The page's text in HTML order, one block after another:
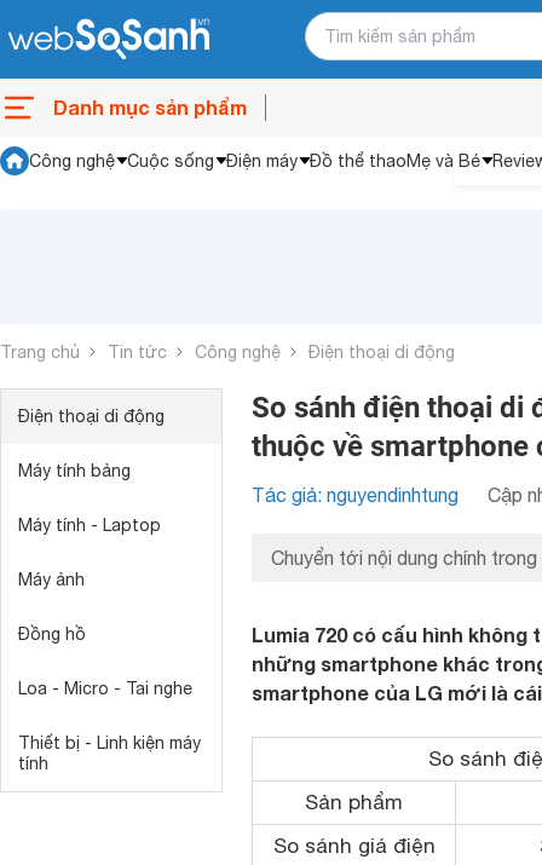
Danh mục sản phẩm
Công nghệ Cuộc sống Điện máy Đồ thể thaoMẹ và Bé
Trang chủ Tin tức Công nghệ Điện thoại di động
Điện thoại di động
Máy tính bảng
Máy tính - Laptop
Máy ảnh
Đồng hồ
Loa - Micro - Tai nghe
Thiết bị - Linh kiện máy
tính
So sánh điện thoại di
thuộc về smartphone
Tác giả: nguyendinhtung Cập
Chuyển tới nội dung chính trong
Lumia 720 có cấu hình không
những smartphone khác
smartphone của LG mới là
So sánh
Sản phẩm
So sánh giá điện